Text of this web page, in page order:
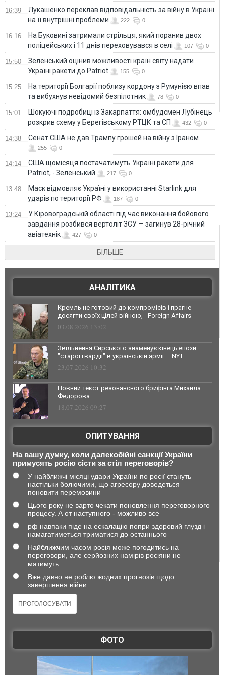
16:39
Лукашенко переклав відповідальність за війну в Україні
на її внутрішні проблеми
222 0
16:16
На Буковині затримали стрільця, який поранив двох
поліцейських і 11 днів переховувався в селі
107 0
15:50
Зеленський оцінив можливості країн світу надати
Україні ракети до Patriot
155 0
15:25
На території Болгарії поблизу кордону з Румунією впав
та вибухнув невідомий безпілотник
78 0
15:01
Шокуючі подробиці із Закарпаття: омбудсмен Лубінець
розкрив схему у Берегівському РТЦК та СП
432 0
14:38 Сенат США не дав Трампу грошей на війну з Іраном
255 0
14:14
США щомісяця постачатимуть Україні ракети для
Patriot, - Зеленський
217 0
13:48
Маск відмовляє Україні у використанні Starlink для
ударів по території РФ
187 0
13:24
У Кіровоградській області під час виконання бойового
завдання розбився вертоліт ЗСУ — загинув 28-річний
авіатехнік
427 0
БІЛЬШЕ
АНАЛІТИКА
Кремль не готовий до компромісів і прагне
досягти своїх цілей війною, - Foreign Affairs
03.08.2026 13:02
Звільнення Сирського знаменує кінець епохи
"старої гвардії" в українській армії — NYT
23.07.2026 10:32
Повний текст резонансного брифінга Михайла
Федорова
18.07.2026 09:27
ОПИТУВАННЯ
На вашу думку, коли далекобійні санкції України
примусять росію сісти за стіл переговорів?
У найближчі місяці удари України по росії стануть
настільки болючими, що агресору доведеться
поновити перемовини
Цього року не варто чекати поновлення переговорного
процесу. А от наступного - можливо все
рф навпаки піде на ескалацію попри здоровий глузд і
намагатиметься триматися до останнього
Найближчим часом росія може погодитись на
переговори, але серйозних намірів росіяни не
матимуть
Вже давно не роблю жодних прогнозів щодо
завершення війни
ФОТО